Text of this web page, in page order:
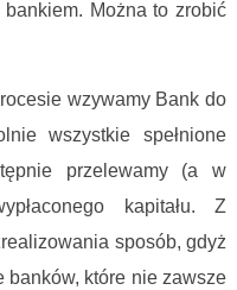
Można to zrobić
wzywamy Bank do
wszystkie spełnione
przelewamy (a w
kapitału. Z
sposób, gdyż
banków, które nie zawsze